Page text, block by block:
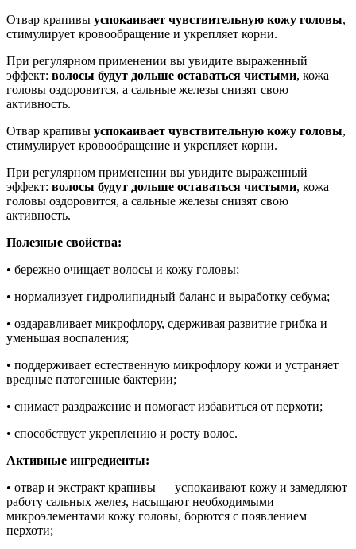
Отвар крапивы успокаивает чувствительную кожу головы,
стимулирует кровообращение и укрепляет корни.
При регулярном применении вы увидите выраженный
эффект: волосы будут дольше оставаться чистыми, кожа
головы оздоровится, а сальные железы снизят свою
активность.
Отвар крапивы успокаивает чувствительную кожу головы,
стимулирует кровообращение и укрепляет корни.
При регулярном применении вы увидите выраженный
эффект: волосы будут дольше оставаться чистыми, кожа
головы оздоровится, а сальные железы снизят свою
активность.
Полезные свойства:
• бережно очищает волосы и кожу головы;
• нормализует гидролипидный баланс и выработку себума;
• оздаравливает микрофлору, сдерживая развитие грибка и
уменьшая воспаления;
• поддерживает естественную микрофлору кожи и устраняет
вредные патогенные бактерии;
• снимает раздражение и помогает избавиться от перхоти;
• способствует укреплению и росту волос.
Активные ингредиенты:
• отвар и экстракт крапивы — успокаивают кожу и замедляют
работу сальных желез, насыщают необходимыми
микроэлементами кожу головы, борются с появлением
перхоти;